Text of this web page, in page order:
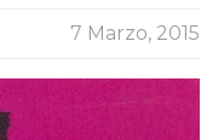
7 Marzo, 2015